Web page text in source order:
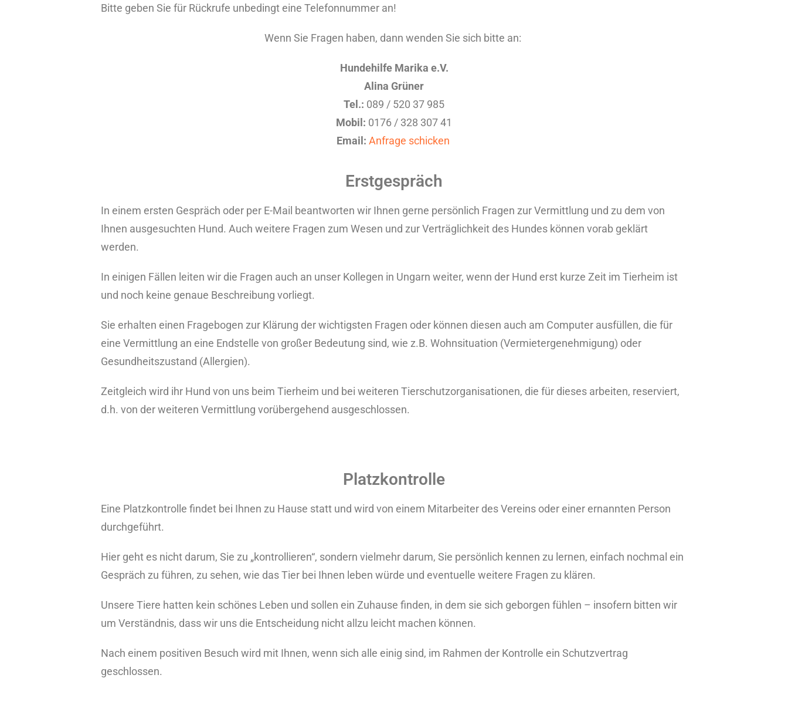
Bitte geben Sie für Rückrufe unbedingt eine Telefonnummer an!
Wenn Sie Fragen haben, dann wenden Sie sich bitte an:
Hundehilfe Marika e.V.
Alina Grüner
Tel.: 089 / 520 37 985
Mobil: 0176 / 328 307 41
Email: Anfrage schicken
Erstgespräch
In einem ersten Gespräch oder per E-Mail beantworten wir Ihnen gerne persönlich Fragen zur Vermittlung und zu dem von
Ihnen ausgesuchten Hund. Auch weitere Fragen zum Wesen und zur Verträglichkeit des Hundes können vorab geklärt
werden.
In einigen Fällen leiten wir die Fragen auch an unser Kollegen in Ungarn weiter, wenn der Hund erst kurze Zeit im Tierheim ist
und noch keine genaue Beschreibung vorliegt.
Sie erhalten einen Fragebogen zur Klärung der wichtigsten Fragen oder können diesen auch am Computer ausfüllen, die für
eine Vermittlung an eine Endstelle von großer Bedeutung sind, wie z.B. Wohnsituation (Vermietergenehmigung) oder
Gesundheitszustand (Allergien).
Zeitgleich wird ihr Hund von uns beim Tierheim und bei weiteren Tierschutzorganisationen, die für dieses arbeiten, reserviert,
d.h. von der weiteren Vermittlung vorübergehend ausgeschlossen.
Platzkontrolle
Eine Platzkontrolle findet bei Ihnen zu Hause statt und wird von einem Mitarbeiter des Vereins oder einer ernannten Person
durchgeführt.
Hier geht es nicht darum, Sie zu „kontrollieren“, sondern vielmehr darum, Sie persönlich kennen zu lernen, einfach nochmal ein
Gespräch zu führen, zu sehen, wie das Tier bei Ihnen leben würde und eventuelle weitere Fragen zu klären.
Unsere Tiere hatten kein schönes Leben und sollen ein Zuhause finden, in dem sie sich geborgen fühlen – insofern bitten wir
um Verständnis, dass wir uns die Entscheidung nicht allzu leicht machen können.
Nach einem positiven Besuch wird mit Ihnen, wenn sich alle einig sind, im Rahmen der Kontrolle ein Schutzvertrag
geschlossen.